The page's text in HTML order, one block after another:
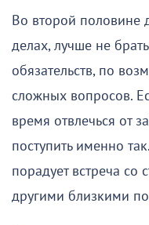
Во второй половине
делах, лучше не
обязательств, по
сложных вопросов.
время отвлечься от
поступить именно
порадует встреча со
другими близкими